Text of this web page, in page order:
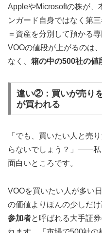
AppleやMicrosoftの株が、
ンガード自身ではなく第
＝資産を分別して預かる
VOOの値段が上がるのは
なく、 箱の中の500社の値
違い②：買いが売り
が買われる
「でも、買いたい人と売
らないでしょう？」——私
面白いところです。
VOOを買いたい人が多い
の価値よりほんの少しだ
参加者と呼ばれる大手証